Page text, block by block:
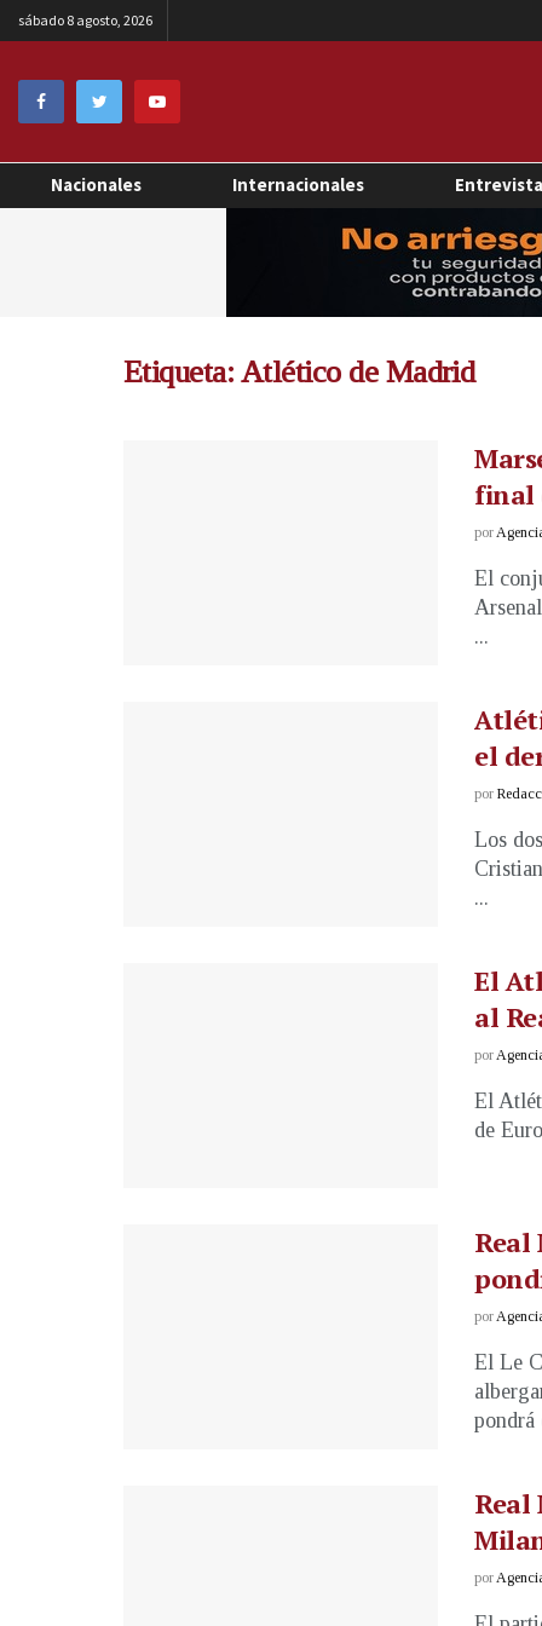
sábado 8 agosto, 2026
Nacionales Internacionales
Etiqueta: Atlético de Madrid
final
por
El
...
el
por
Los
...
El
al
por
El
de
Real
por
El Le
pondrá
por